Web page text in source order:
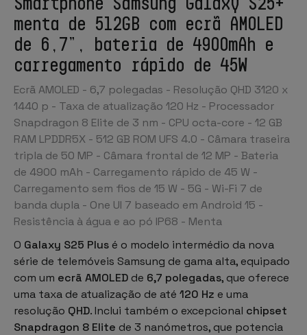
menta de 512GB com ecrã AMOLED
de 6,7”, bateria de 4900mAh e
carregamento rápido de 45W
Ecrã AMOLED - 6,7 polegadas - Resolução QHD 3120 x
1440 p - Taxa de atualização 120 Hz - Processador
Snapdragon 8 Elite de 3 nm - CPU octa-core - 12 GB
RAM LPDDR5X - 512 GB ROM UFS 4.0 - Câmara traseira
tripla de 50 MP - Câmara frontal de 12 MP - Bateria
de 4900 mAh - Carregamento rápido de 45 W -
Carregamento sem fios de 15 W - 5G - Wi-Fi 7 de
banda dupla - One UI 7 baseado em Android 15 -
Resistência à água e ao pó IP68 - Menta
O Galaxy S25 Plus é o modelo intermédio da nova
série de telemóveis Samsung de gama alta, equipado
com um ecrã AMOLED de 6,7 polegadas, que oferece
uma taxa de atualização de até 120 Hz e uma
resolução QHD. Inclui também o excepcional chipset
Snapdragon 8 Elite de 3 nanómetros, que potencia